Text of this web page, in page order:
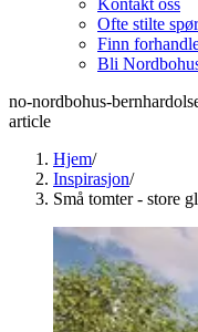
Kontakt oss
Ofte stilte
Finn
Bli
no-nordbohus-
article
Hjem/
Inspirasjon/
Små tomter - store